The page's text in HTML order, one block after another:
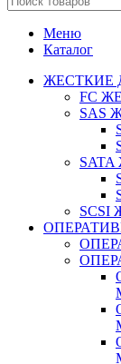
Меню
Каталог
ЖЕСТКИЕ
FC
SAS